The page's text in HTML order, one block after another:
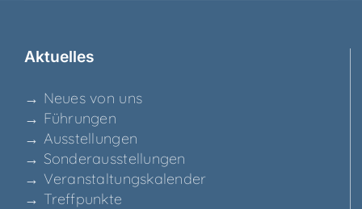
Aktu­el­les
→ Neu­es von uns
→ Füh­run­gen
→ Aus­stel­lun­gen
→ Son­der­aus­stel­lun­gen
→ Ver­an­stal­tungs­ka­len­der
→ Treff­punk­te